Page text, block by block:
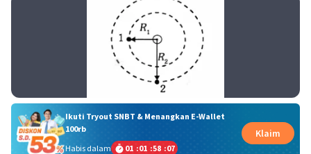
Ikuti Tryout SNBT & Menangkan E-Wallet
100rb
Habis dalam
01 :01 :58 :06
Klaim